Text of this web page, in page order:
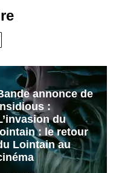
annonce de
:
du
lointain : le retour
Lointain au